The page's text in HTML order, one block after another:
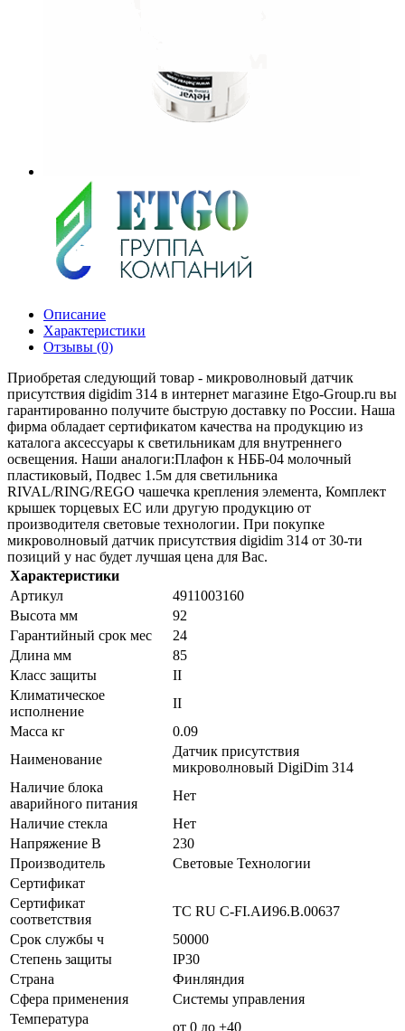
Описание
Характеристики
Отзывы (0)
Приобретая следующий товар - микроволновый датчик
присутствия digidim 314 в интернет магазине Etgo-Group.ru вы
гарантированно получите быструю доставку по России. Наша
фирма обладает сертификатом качества на продукцию из
каталога аксессуары к светильникам для внутреннего
освещения. Наши аналоги:Плафон к НББ-04 молочный
пластиковый, Подвес 1.5м для светильника
RIVAL/RING/REGO чашечка крепления элемента, Комплект
крышек торцевых EC или другую продукцию от
производителя световые технологии. При покупке
микроволновый датчик присутствия digidim 314 от 30-ти
позиций у нас будет лучшая цена для Вас.
Характеристики
Артикул
4911003160
Высота мм
92
Гарантийный срок мес
24
Длина мм
85
Класс защиты
II
Климатическое
исполнение
II
Масса кг
0.09
Наименование
Датчик присутствия
микроволновый DigiDim 314
Наличие блока
аварийного питания
Нет
Наличие стекла
Нет
Напряжение В
230
Производитель
Световые Технологии
Сертификат
Сертификат
соответствия
ТС RU C-FI.АИ96.В.00637
Срок службы ч
50000
Степень защиты
IP30
Страна
Финляндия
Сфера применения
Системы управления
Температура
от 0 до +40